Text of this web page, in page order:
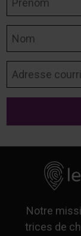
Notre
trices de